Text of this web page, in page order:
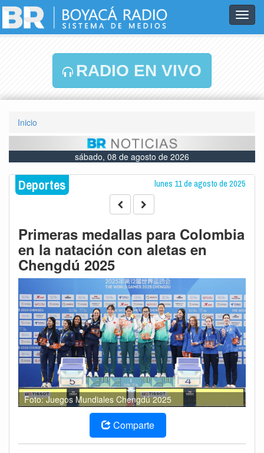
RADIO EN VIVO
Inicio
sábado, 08 de agosto de 2026
Deportes lunes 11 de agosto de 2025
Primeras medallas para Colombia
en la natación con aletas en
Chengdú 2025
Foto: Juegos Mundiales Chengdú 2025
Comparte